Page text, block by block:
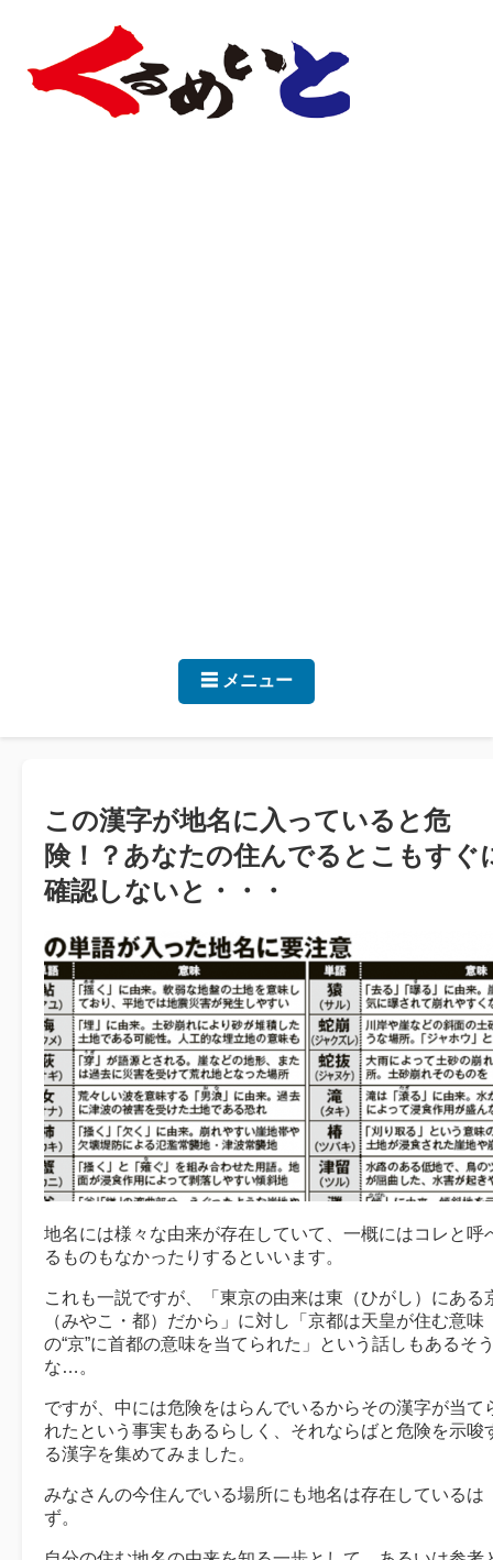
☰ メニュー
この漢字が地名に入っていると危
険！？あなたの住んでるとこもすぐ
確認しないと・・・
地名には様々な由来が存在していて、一概にはコレと呼
るものもなかったりするといいます。
これも一説ですが、「東京の由来は東（ひがし）にある
（みやこ・都）だから」に対し「京都は天皇が住む意味
の“京”に首都の意味を当てられた」という話しもあるそ
な…。
ですが、中には危険をはらんでいるからその漢字が当て
れたという事実もあるらしく、それならばと危険を示唆
る漢字を集めてみました。
みなさんの今住んでいる場所にも地名は存在しているは
ず。